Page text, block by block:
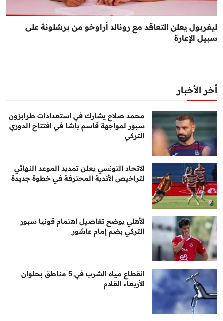
ليفربول يعلن التعاقد مع رونالد أراوخو من برشلونة على
سبيل الإعارة
أخر الأخبار
محمد صلاح يشارك في استعدادات طرابزون
سبور لمواجهة قاسم باشا في افتتاح الدوري
التركي
الاتحاد التونسي يعلن تمديد الموعد النهائي
لتراخيص الأندية المحترفة في خطوة جديدة
الأهلي يوضح تفاصيل اهتمام قونيا سبور
التركي بضم إمام عاشور
انقطاع مياه الشرب في 5 مناطق بحلوان
الأربعاء القادم